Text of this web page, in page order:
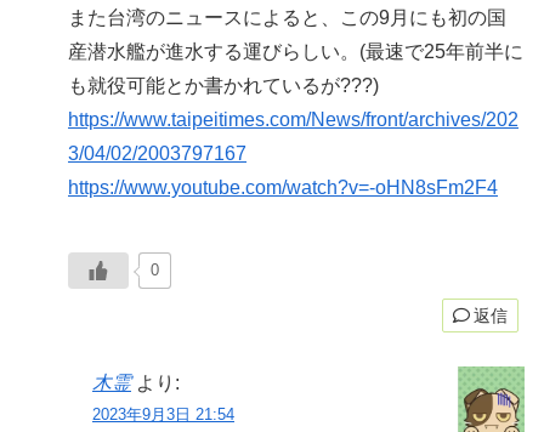
また台湾のニュースによると、この9月にも初の国
産潜水艦が進水する運びらしい。(最速で25年前半に
も就役可能とか書かれているが???)
https://www.taipeitimes.com/News/front/archives/202
3/04/02/2003797167
https://www.youtube.com/watch?v=-oHN8sFm2F4
0
返信
木霊 より:
2023年9月3日 21:54